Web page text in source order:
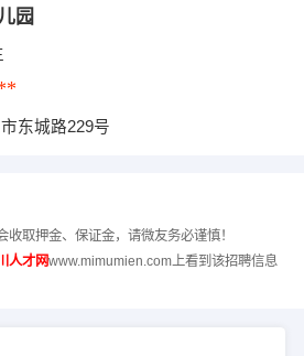
园
东城路229号
取押金、保证金，请微友务必谨慎！
人才网www.mimumien.com上看到该招聘信息